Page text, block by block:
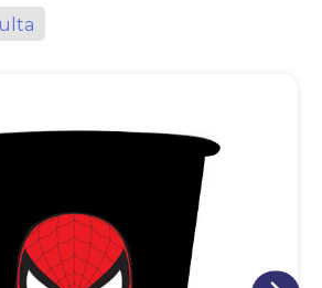
em receber comunicações.
está comprometida a proteger e respeitar
utilizaremos seus dados apenas para fins
pode alterar suas preferências a